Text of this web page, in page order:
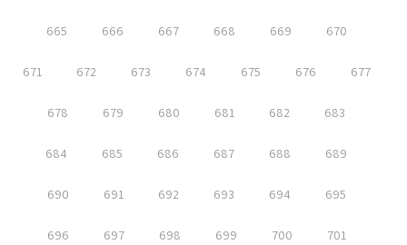
665 666 667 668 669 670
671 672 673 674 675 676 677
678 679 680 681 682 683
684 685 686 687 688 689
690 691 692 693 694 695
696 697 698 699 700 701